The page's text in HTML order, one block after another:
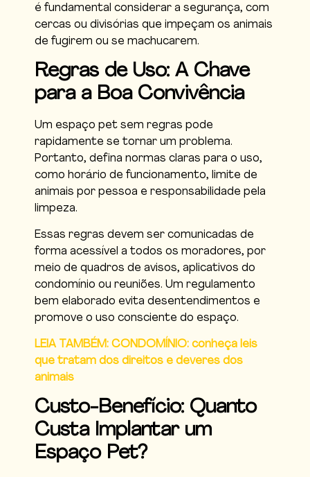
é fundamental considerar a segurança, com
cercas ou divisórias que impeçam os animais
de fugirem ou se machucarem.
Regras de Uso: A Chave
para a Boa Convivência
Um espaço pet sem regras pode
rapidamente se tornar um problema.
Portanto, defina normas claras para o uso,
como horário de funcionamento, limite de
animais por pessoa e responsabilidade pela
limpeza.
Essas regras devem ser comunicadas de
forma acessível a todos os moradores, por
meio de quadros de avisos, aplicativos do
condomínio ou reuniões. Um regulamento
bem elaborado evita desentendimentos e
promove o uso consciente do espaço.
LEIA TAMBÉM: CONDOMÍNIO: conheça leis
que tratam dos direitos e deveres dos
animais
Custo-Benefício: Quanto
Custa Implantar um
Espaço Pet?